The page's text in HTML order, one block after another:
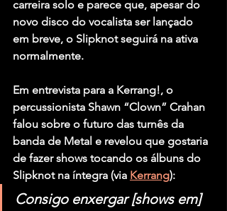
carreira solo e parece que, apesar do
novo disco do vocalista ser lançado
em breve, o Slipknot seguirá na ativa
normalmente.
Em entrevista para a Kerrang!, o
percussionista Shawn “Clown” Crahan
falou sobre o futuro das turnês da
banda de Metal e revelou que gostaria
de fazer shows tocando os álbuns do
Slipknot na íntegra (via Kerrang):
Consigo enxergar [shows em]